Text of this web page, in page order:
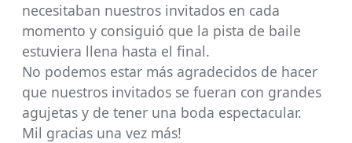
necesitaban nuestros invitados en cada
momento y consiguió que la pista de baile
estuviera llena hasta el final.
No podemos estar más agradecidos de hacer
que nuestros invitados se fueran con grandes
agujetas y de tener una boda espectacular.
Mil gracias una vez más!